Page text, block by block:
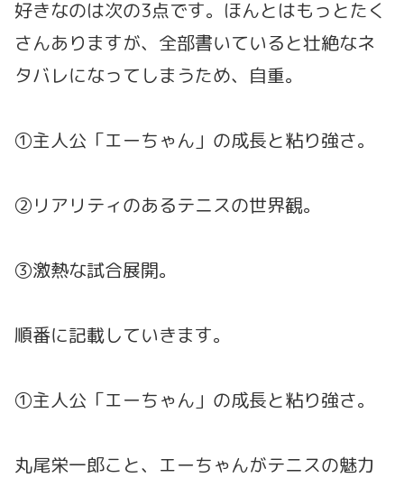
好きなのは次の3点です。ほんとはもっとたく
さんありますが、全部書いていると壮絶なネ
タバレになってしまうため、自重。
①主人公「エーちゃん」の成長と粘り強さ。
②リアリティのあるテニスの世界観。
③激熱な試合展開。
順番に記載していきます。
①主人公「エーちゃん」の成長と粘り強さ。
丸尾栄一郎こと、エーちゃんがテニスの魅力